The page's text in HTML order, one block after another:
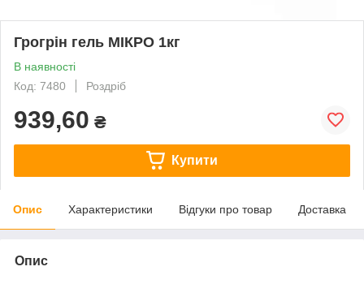
Грогрін гель МІКРО 1кг
В наявності
Код: 7480
Роздріб
939,60 ₴
Купити
Опис Характеристики Відгуки про товар Доставка
Опис